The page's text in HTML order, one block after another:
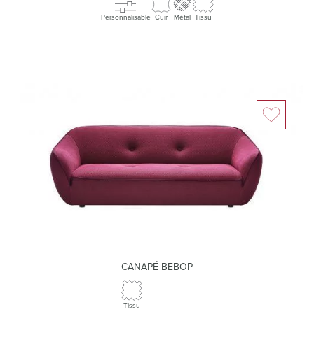
Personnalisable Cuir Métal Tissu
CANAPÉ BEBOP
Tissu